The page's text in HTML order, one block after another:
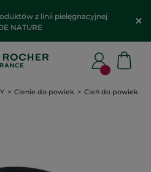
z linii pielęgnacyjnej
NATURE
Cienie do powiek Cień do powiek